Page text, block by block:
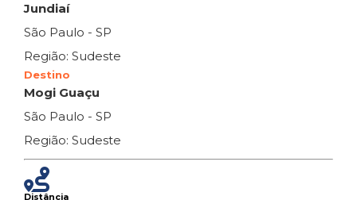
Jundiaí
São Paulo - SP
Região: Sudeste
Destino
Mogi Guaçu
São Paulo - SP
Região: Sudeste
Distância